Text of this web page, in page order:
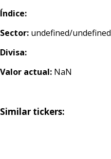
Índice:
Sector: undefined/undefined
Divisa:
Valor actual: NaN
Similar tickers: